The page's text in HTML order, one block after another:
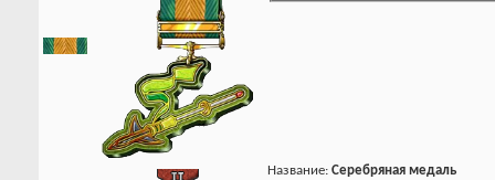
Название: Серебряная медаль